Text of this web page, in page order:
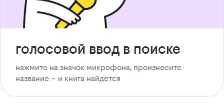
голосовой ввод в поиске
нажмите на значок микрофона, произнесите
название – и книга найдется